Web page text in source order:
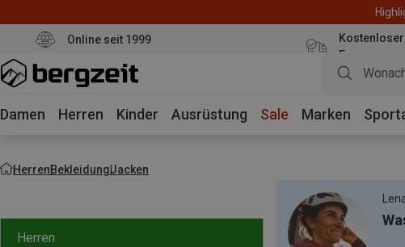
Online seit 1999
Euro
Damen Herren Kinder Ausrüstung Sale Marken
HerrenBekleidungJacken
Herren